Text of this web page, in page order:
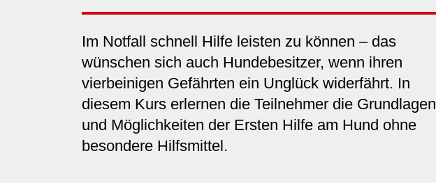
Im Notfall schnell Hilfe leisten zu können – das
wünschen sich auch Hundebesitzer, wenn ihren
vierbeinigen Gefährten ein Unglück widerfährt. In
diesem Kurs erlernen die Teilnehmer die Grundlagen
und Möglichkeiten der Ersten Hilfe am Hund ohne
besondere Hilfsmittel.